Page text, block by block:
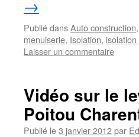
→
Publié dansAuto construction,
menuiserie, Isolation,
Laisser un commentaire
Vidéo sur le
Poitou
Publié le3 janvier 2012par